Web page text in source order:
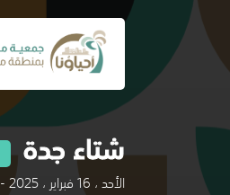
شتاء جدة
الأحد ، 16 فبراير ، 2025 - الأحد ، 16 فبراير ، 2025